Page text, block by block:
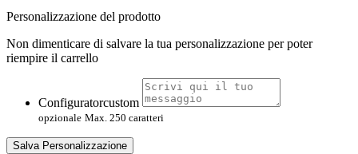
Personalizzazione del prodotto
Non dimenticare di salvare la tua personalizzazione per poter
riempire il carrello
Configuratorcustom
opzionale Max. 250 caratteri
Salva Personalizzazione